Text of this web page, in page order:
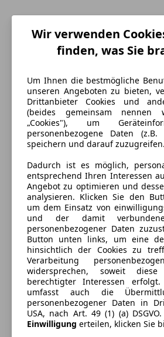
Energieverbrauch
Schadstoffklasse
Kraftstoff
CO₂-Emissionen
241
Ausstattung
Komfort
Armlehne
Berganfahrassistent
Einparkhilfe
Einparkhilfe Rückfahrkamera
Mehr anzeigen
Farbe und
Außenfarbe
Grau
Wir verwenden
finden, was Sie
Um Ihnen die bestmögliche
unseren Angeboten zu bieten,
Drittanbieter Cookies und
(beides gemeinsam nennen
„Cookies"), um
personenbezogene Daten
speichern und darauf zuzugreifen.
Dadurch ist es möglich,
entsprechend Ihren Interessen
Angebot zu optimieren und
analysieren. Klicken Sie den
um dem Einsatz von
und der damit
personenbezogener Daten
Button unten links, um eine
hinsichtlich der Cookies zu
Verarbeitung
widersprechen, soweit
berechtigter Interessen
umfasst auch die
personenbezogener Daten in
USA, nach Art. 49 (1) (a)
Einwilligung erteilen, klicken Sie